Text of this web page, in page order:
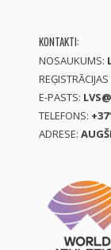
KONTAKTI:
NOSAUKUMS:
E-PASTS:
TELEFONS:
ADRESE: